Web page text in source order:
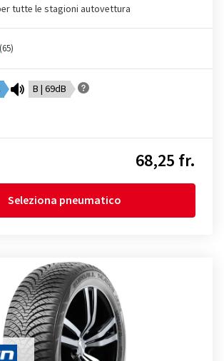
tutte le stagioni autovettura
(65)
B | 69dB
68,25 fr.
Seleziona pneumatico